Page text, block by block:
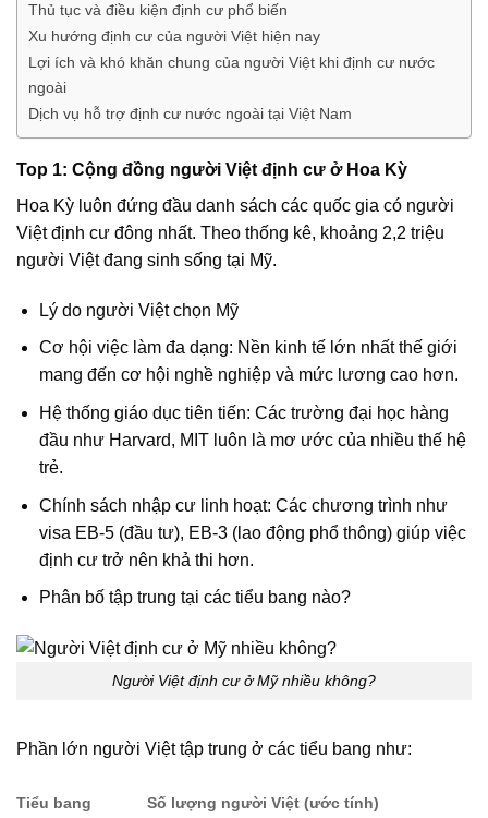
Thủ tục và điều kiện định cư phổ biến
Xu hướng định cư của người Việt hiện nay
Lợi ích và khó khăn chung của người Việt khi định cư nước
ngoài
Dịch vụ hỗ trợ định cư nước ngoài tại Việt Nam
Top 1: Cộng đồng người Việt định cư ở Hoa Kỳ
Hoa Kỳ luôn đứng đầu danh sách các quốc gia có người
Việt định cư đông nhất. Theo thống kê, khoảng 2,2 triệu
người Việt đang sinh sống tại Mỹ.
Lý do người Việt chọn Mỹ
Cơ hội việc làm đa dạng: Nền kinh tế lớn nhất thế giới
mang đến cơ hội nghề nghiệp và mức lương cao hơn.
Hệ thống giáo dục tiên tiến: Các trường đại học hàng
đầu như Harvard, MIT luôn là mơ ước của nhiều thế hệ
trẻ.
Chính sách nhập cư linh hoạt: Các chương trình như
visa EB-5 (đầu tư), EB-3 (lao động phổ thông) giúp việc
định cư trở nên khả thi hơn.
Phân bố tập trung tại các tiểu bang nào?
Người Việt định cư ở Mỹ nhiều không?
Phần lớn người Việt tập trung ở các tiểu bang như:
Tiểu bang Số lượng người Việt (ước tính)